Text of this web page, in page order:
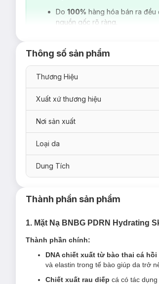
Đối tượng sử dụng Mặt Nạ BNBG
Phù hợp với mọi loại da, đặc biệt
Ưu điểm nổi bật của Mặt Nạ
Do 100% hàng hóa bán ra đều
nguồn gốc rõ ràng.
Thông số sản phẩm
Thương Hiệu
Xuất xứ thương hiệu
Nơi sản xuất
Loại da
Dung Tích
Thành phần sản phẩm
1. Mặt Nạ BNBG PDRN Hydrating
Thành phần chính:
DNA chiết xuất từ bào thai cá hồi
và elastin trong tế bào giúp da trở
Chiết xuất rau diếp cá có tác